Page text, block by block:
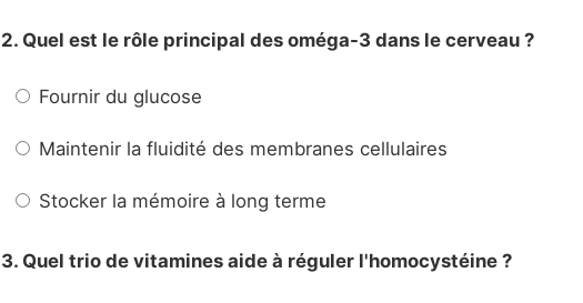
2. Quel est le rôle principal des oméga-3 dans le cerveau ?
Fournir du glucose
Maintenir la fluidité des membranes cellulaires
Stocker la mémoire à long terme
3. Quel trio de vitamines aide à réguler l'homocystéine ?